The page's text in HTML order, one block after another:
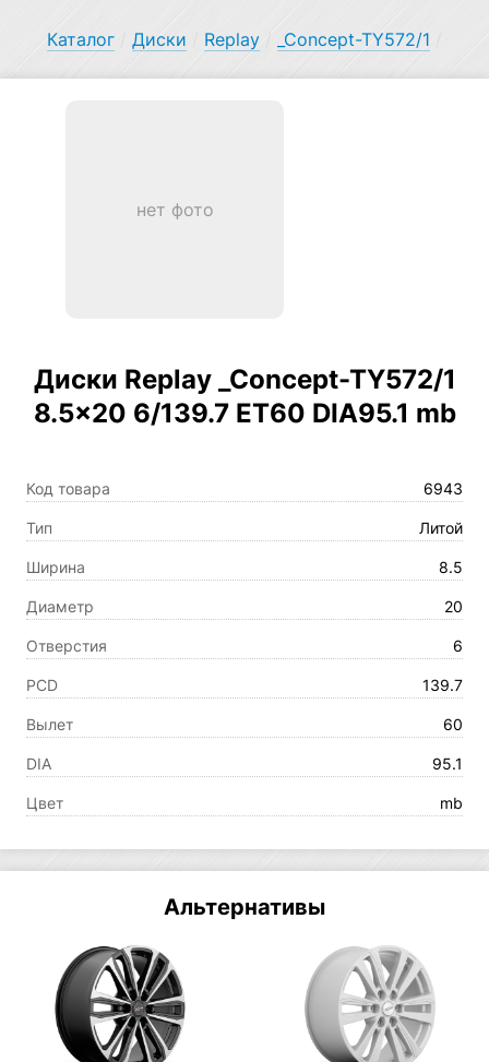
Каталог Диски Replay _Concept-TY572/1
нет фото
Диски Replay _Concept-TY572/1
8.5×20 6/139.7 ET60 DIA95.1 mb
Код товара 6943
Тип Литой
Ширина 8.5
Диаметр 20
Отверстия 6
PCD 139.7
Вылет 60
DIA 95.1
Цвет mb
Альтернативы